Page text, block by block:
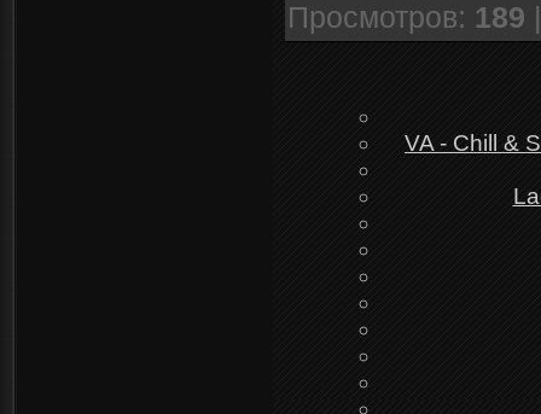
Просмотров: 189
VA - Chill &